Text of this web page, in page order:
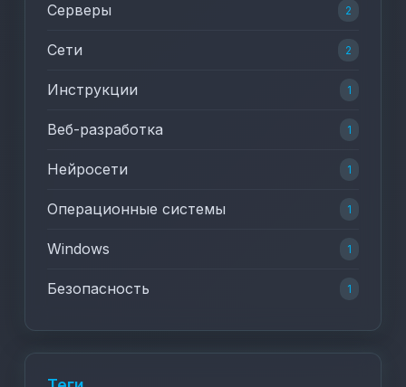
Серверы 2
Сети 2
Инструкции 1
Веб-разработка 1
Нейросети 1
Операционные системы 1
Windows 1
Безопасность 1